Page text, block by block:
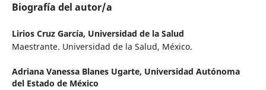
Biografía del autor/a
Lirios Cruz García, Universidad de la Salud
Maestrante. Universidad de la Salud, México.
Adriana Vanessa Blanes Ugarte, Universidad Autónoma
del Estado de México